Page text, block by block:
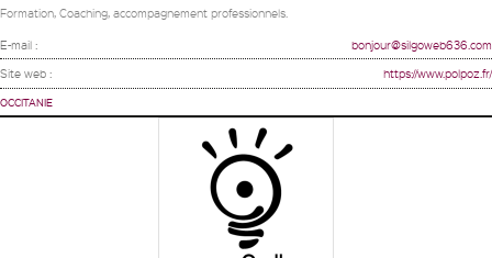
Formation, Coaching, accompagnement professionnels.
E-mail : bonjour@silgoweb636.com
Site web : https://www.polpoz.fr/
OCCITANIE